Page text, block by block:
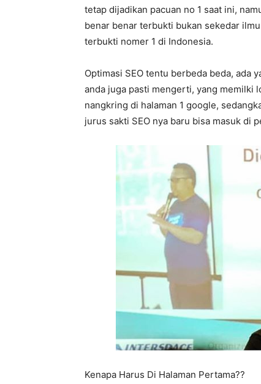
tetap dijadikan pacuan no 1 saat ini,
benar benar terbukti bukan sekedar
terbukti nomer 1 di Indonesia.
Optimasi SEO tentu berbeda beda, ada
anda juga pasti mengerti, yang memilki
nangkring di halaman 1 google,
jurus sakti SEO nya baru bisa masuk di
Kenapa Harus Di Halaman Pertama??